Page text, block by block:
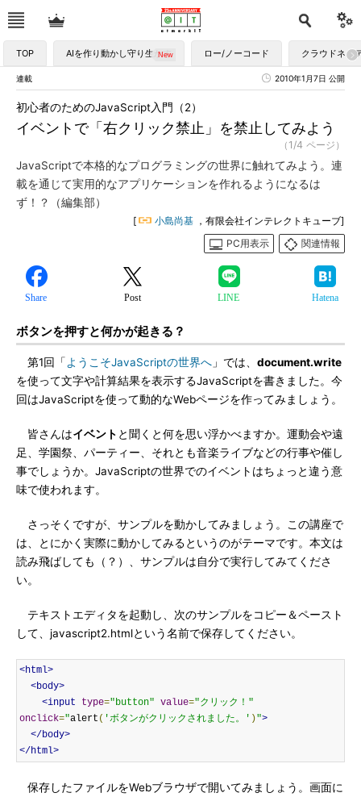
TOP AIを作り動かし守り生かす ロー/ノーコード クラウドネイ
連載 2010年1月7日 公開
イベントで「右クリック禁止」を禁止してみよう
初心者のためのJavaScript入門（2）
（1/4 ページ）
JavaScriptで本格的なプログラミングの世界に触れてみよう。連
載を通じて実用的なアプリケーションを作れるようになるは
ず！？（編集部）
[ 小島尚基 ，有限会社インテレクトキューブ]
PC用表示
関連情報
Share Post LINE Hatena
ボタンを押すと何かが起きる？
第1回「 ようこそJavaScriptの世界へ 」では、 document.write
を使って文字や計算結果を表示するJavaScriptを書きました。今
回はJavaScriptを使って動的なWebページを作ってみましょう。
皆さんはイベント と聞くと何を思い浮かべますか。運動会や遠
足、学園祭、パーティー、それとも音楽ライブなどの行事や催し
事でしょうか。JavaScriptの世界でのイベントはちょっと違う意
味で使われます。
さっそくですが、サンプルを動かしてみましょう。この講座で
は、とにかく実際に動かしてみるというのがテーマです。本文は
読み飛ばしても（？）、サンプルは自分で実行してみてくださ
い。
テキストエディタを起動し、次のサンプルをコピー＆ペースト
して、javascript2.htmlという名前で保存してください。
<html>
<body>
<input
type="button" value="クリック！"
onclick="alert ( 'ボタンがクリックされました。' )">
</body>
</html>
保存したファイルをWebブラウザで開いてみましょう。画面に